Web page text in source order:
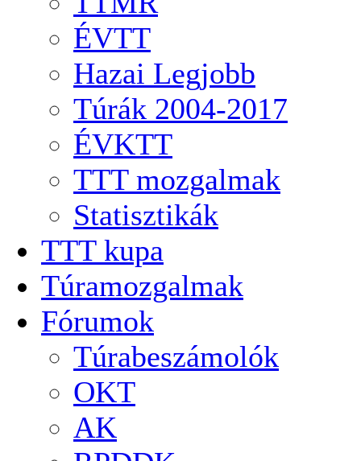
ÉVTT
Hazai Legjobb
Túrák 2004-2017
ÉVKTT
TTT mozgalmak
Statisztikák
TTT kupa
Túramozgalmak
Fórumok
Túrabeszámolók
OKT
AK